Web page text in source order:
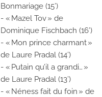
Bonmariage (15’)
- « Mazel Tov » de
Dominique Fischbach (16’)
- « Mon prince charmant »
de Laure Pradal (14’)
- « Putain qu’il a grandi… »
de Laure Pradal (13’)
- « Néness fait du foin » de